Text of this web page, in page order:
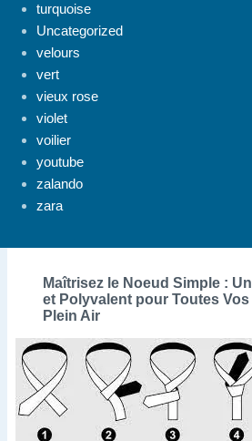
turquoise
Uncategorized
velours
vert
vieux rose
violet
voilier
youtube
zalando
zara
Maîtrisez le Noeud Simple :
et Polyvalent pour Toutes
Plein Air